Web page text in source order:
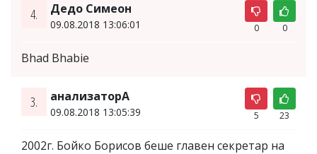
4. Дедо Симеон
09.08.2018 13:06:01 0 0
Bhad Bhabie
3. анализаторА
09.08.2018 13:05:39 5 23
2002г. Бойко Борисов беше главен секретар на